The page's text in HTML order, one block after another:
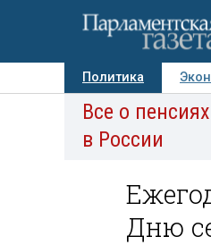
Политика
Авторы
Все о пенсиях
в России
Дню